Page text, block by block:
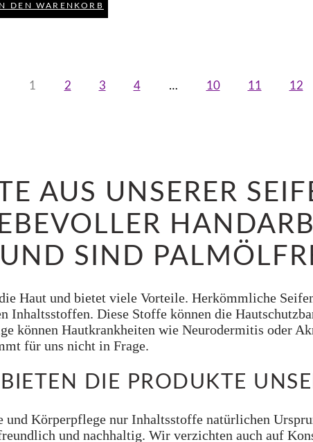
DEN WARENKORB
1 2 3 4 … 10 11 12
AUS UNSERER
UND SIND
Haut und bietet viele Vorteile. Herkömmliche
Inhaltsstoffen. Diese Stoffe können die
können Hautkrankheiten wie Neurodermitis oder
für uns nicht in Frage.
DIE PRODUKTE
und Körperpflege nur Inhaltsstoffe natürlichen
und nachhaltig. Wir verzichten auch auf